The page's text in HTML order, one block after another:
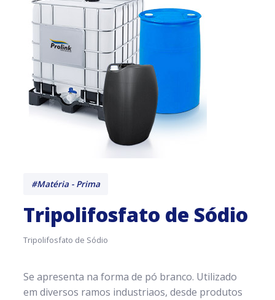
#Matéria - Prima
Tripolifosfato de Sódio
Tripolifosfato de Sódio
Se apresenta na forma de pó branco. Utilizado
em diversos ramos industriaos, desde produtos